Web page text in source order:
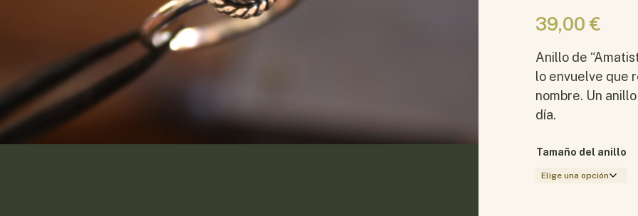
39,00 €
Anillo de
lo envuelve que
nombre. Un
día.
Tamaño del anillo